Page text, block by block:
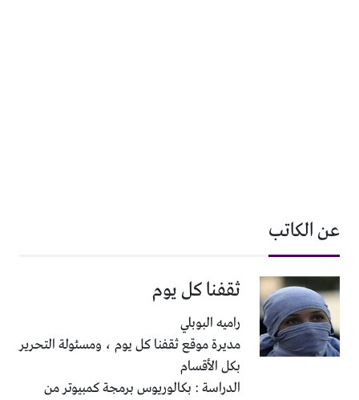
عن الكاتب
ثقفنا كل يوم
راميه البوبلي
مديرة موقع ثقفنا كل يوم ، ومسئولة التحرير
بكل الأقسام
الدراسة : بكالوريوس برمجة كمبيوتر من